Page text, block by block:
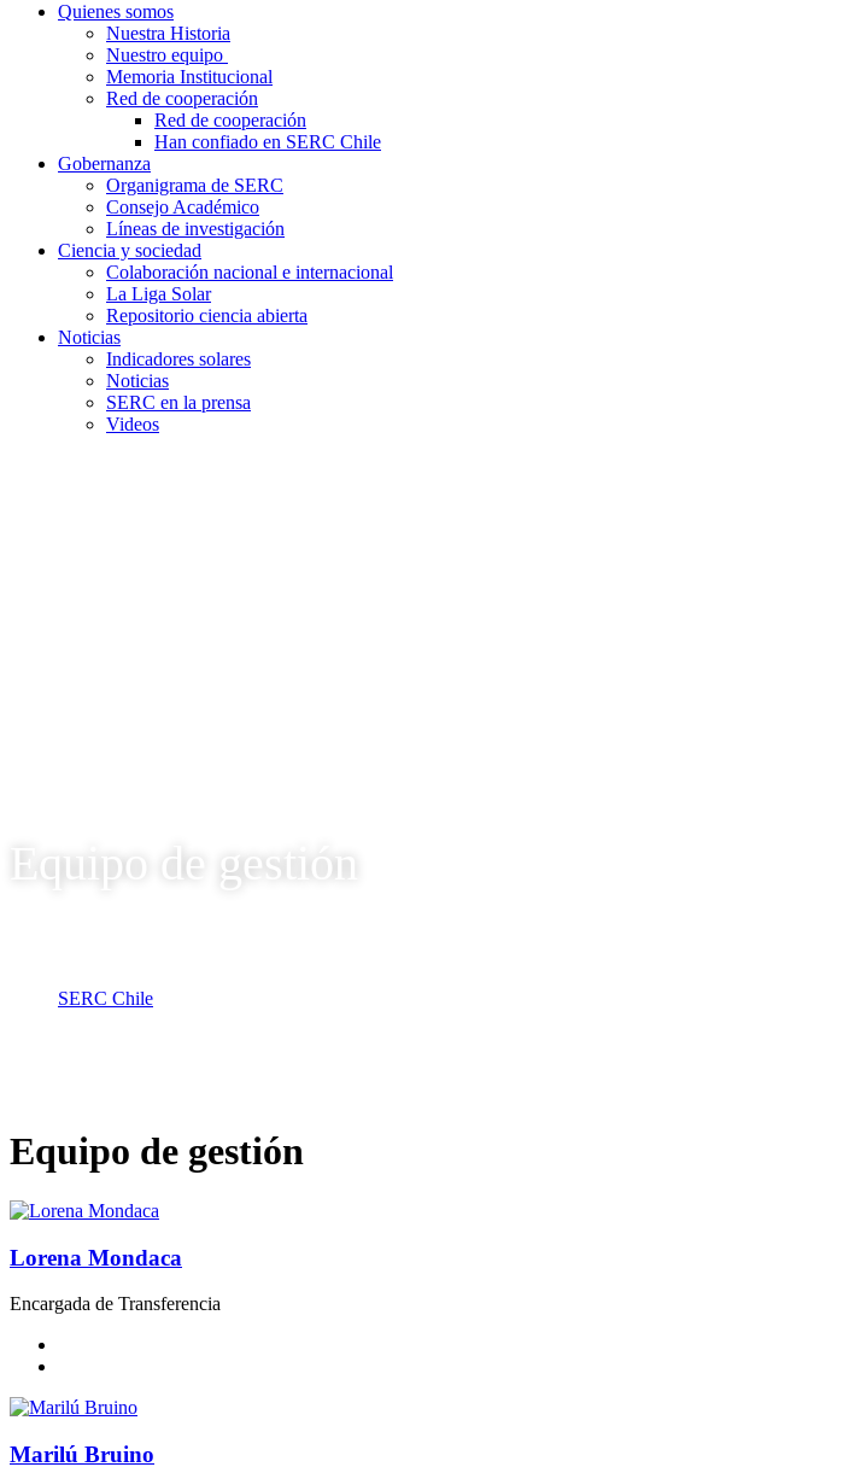
Quienes somos
Nuestra Historia
Nuestro equipo
Memoria Institucional
Red de cooperación
Red de cooperación
Han confiado en SERC Chile
Gobernanza
Organigrama de SERC
Consejo Académico
Líneas de investigación
Ciencia y sociedad
Colaboración nacional e internacional
La Liga Solar
Repositorio ciencia abierta
Noticias
Indicadores solares
Noticias
SERC en la prensa
Videos
Equipo de gestión
SERC Chile
Equipo de gestión
Lorena Mondaca
Encargada de Transferencia
Marilú Bruino